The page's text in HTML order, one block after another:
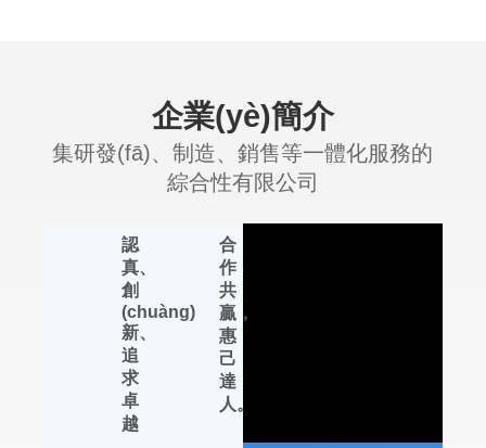
企業(yè)簡介
集研發(fā)、制造、銷售等一體化服務的
綜合性有限公司
艾普生環
(huán)境科技
集研發(fā)、制造、
銷售等一體化服務的
綜合性有限公司，位
于國內(nèi)著名的輕
工業(yè)制造基地
業
(yè)
認
真、
創
(chuàng)
新、
追
求
卓
越
經
(jīng)
營
理
合
作
共
贏，
惠
己
達
人。